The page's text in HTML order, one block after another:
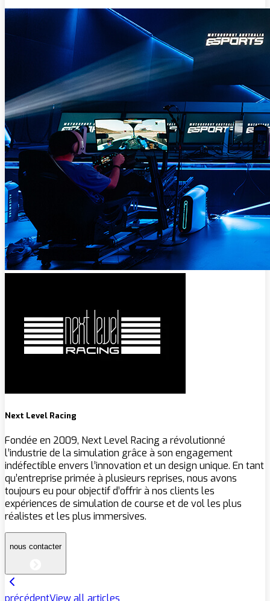
Next Level Racing
Fondée en 2009, Next Level Racing a révolutionné
l’industrie de la simulation grâce à son engagement
indéfectible envers l’innovation et un design unique. En tant
qu’entreprise primée à plusieurs reprises, nous avons
toujours eu pour objectif d’offrir à nos clients les
expériences de simulation de course et de vol les plus
réalistes et les plus immersives.
nous contacter